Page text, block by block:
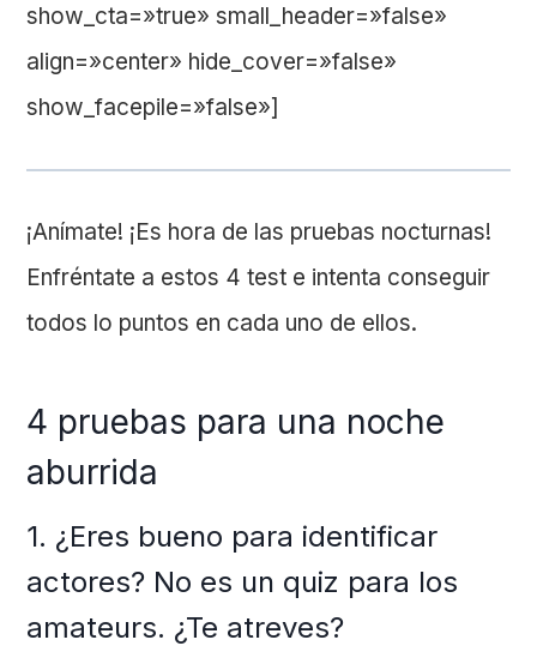
show_cta=»true» small_header=»false»
align=»center» hide_cover=»false»
show_facepile=»false»]
¡Anímate! ¡Es hora de las pruebas nocturnas!
Enfréntate a estos 4 test e intenta conseguir
todos lo puntos en cada uno de ellos.
4 pruebas para una noche
aburrida
1. ¿Eres bueno para identificar
actores? No es un quiz para los
amateurs. ¿Te atreves?